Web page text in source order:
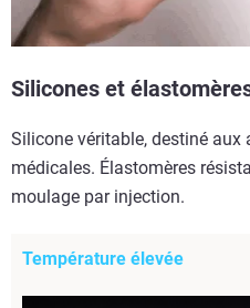
Silicones et
Silicone véritable, destiné
médicales. Élastomères
moulage par injection.
Température élevée